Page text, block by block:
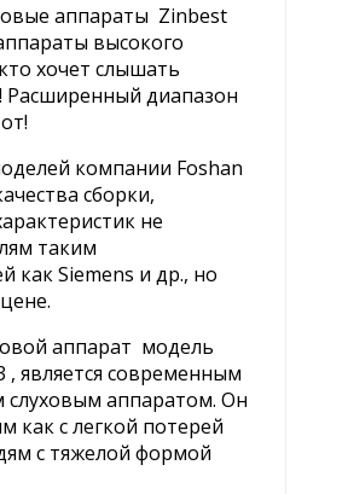
аппараты Zinbest
высокого
хочет слышать
Расширенный диапазон
компании Foshan
сборки,
не
таким
как Siemens и др., но
аппарат модель
, является современным
аппаратом. Он
как с легкой потерей
с тяжелой формой